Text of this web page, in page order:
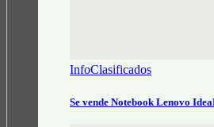
InfoClasificados
Se vende Notebook Lenovo